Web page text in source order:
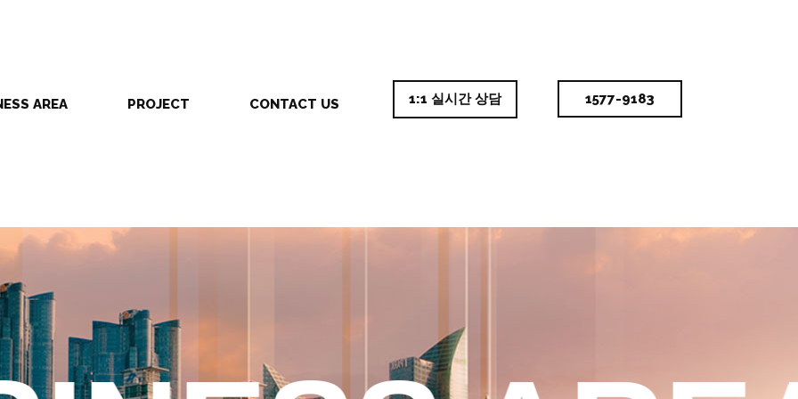
AREA PROJECT CONTACT US 1:1 실시간 상담 1577-9183